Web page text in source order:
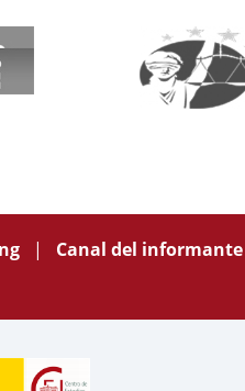
Canal del informante